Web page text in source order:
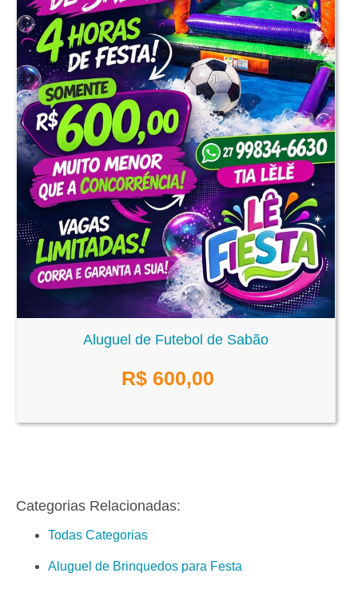
Aluguel de Futebol de Sabão
R$ 600,00
Categorias Relacionadas:
Todas Categorias
Aluguel de Brinquedos para Festa